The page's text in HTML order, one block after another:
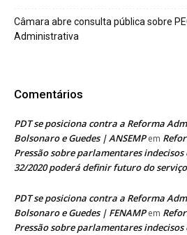
Câmara abre consulta pública sobre
Administrativa
Comentários
PDT se posiciona contra a Reforma
Bolsonaro e Guedes | ANSEMPem
Pressão sobre parlamentares indecisos
32/2020 poderá definir futuro do
PDT se posiciona contra a Reforma
Bolsonaro e Guedes | FENAMPem
Pressão sobre parlamentares indecisos